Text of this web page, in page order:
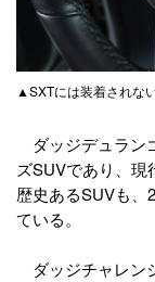
▲SXTには装着されな
ダッジデュラン
ズSUVであり、現
歴史あるSUVも、
ている。
ダッジチャレン